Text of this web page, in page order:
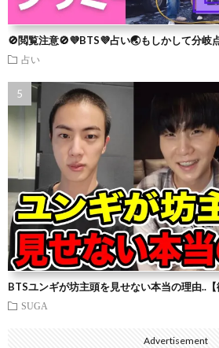
🚫閲覧注意🚫💜BTS💜占い🌏もしかして分岐
占い
BTSユンギが坊主頭を見せない本当の理由..【
SUGA
Advertisement